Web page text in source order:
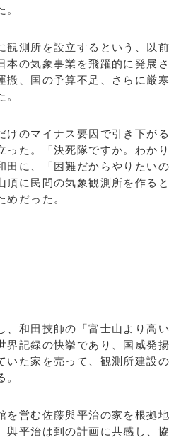
測所を設立するという、以
の気象事業を飛躍的に発展
、国の予算不足、さらに厳
のマイナス要因で引き下が
った。「決死隊ですか。わか
田に、「困難だからやりたい
頂に民間の気象観測所を作る
だった。
和田技師の「富士山より高
記録の快挙であり、国威発
いた家を売って、観測所建設
営む佐藤與平治の家を根拠
平治は到の計画に共感し、